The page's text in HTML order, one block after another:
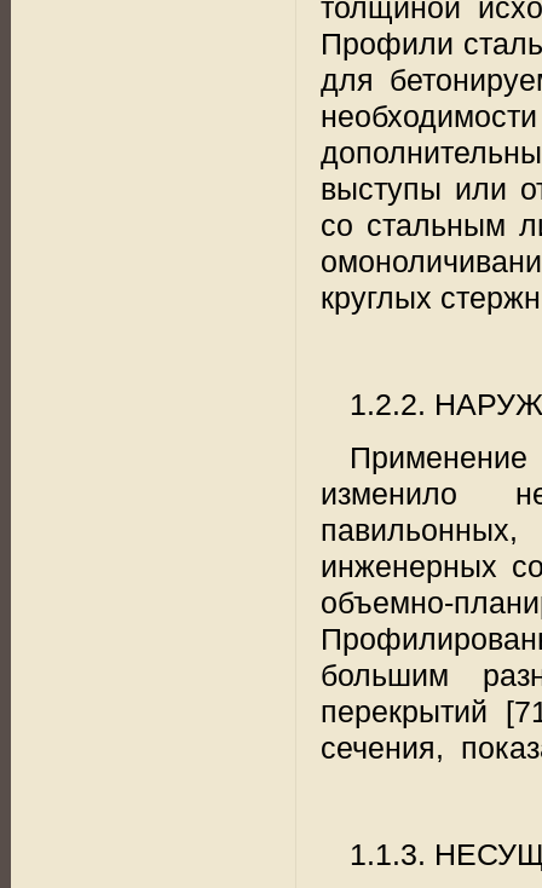
толщиной
Профили
для
выступы или
со стальным
круглых
1.2.2.
Применение
изменило
павильонных,
инженерных
объемно-
большим
перекрытий
сечения,
1.1.3.